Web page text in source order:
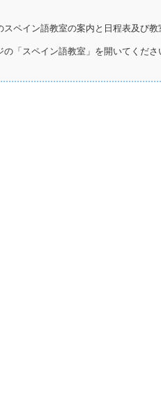
ペイン語教室の案内と日程表及び教
「スペイン語教室」を開いてくださ